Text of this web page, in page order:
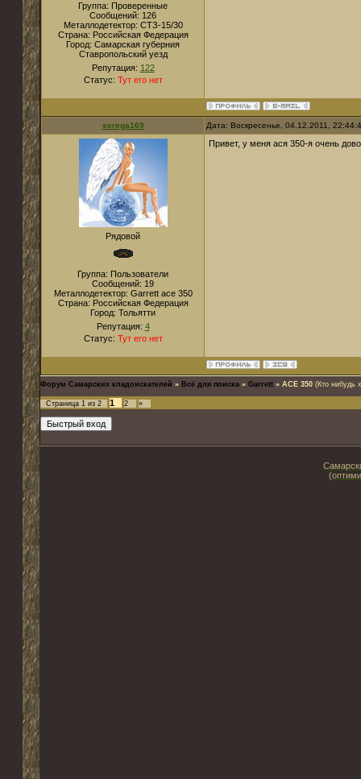
Группа: Проверенные
Сообщений: 126
Металлодетектор: СТЗ-15/30
Страна: Российская Федерация
Город: Самарская губерния
Ставропольский уезд
Репутация: 122
Статус: Тут его нет
serega169 Дата: Воскресенье, 04.12.2011,
Рядовой
Группа: Пользователи
Сообщений: 19
Металлодетектор: Garrett ace 350
Страна: Российская Федерация
Город: Тольятти
Репутация: 4
Статус: Тут его нет
Привет, у меня ася 350-я очень
Форум Самарских кладоискателей » Всё для поиска » Garrett » ACE 350 (Кто нибудь
Страница 1 из 2 1 2 »